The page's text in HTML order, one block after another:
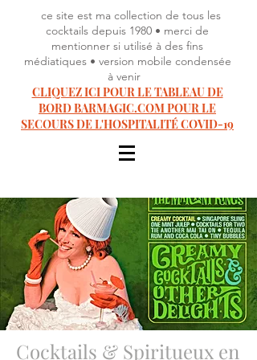
ce site est ma collection de tous les
cocktails depuis 1980 • merci de
mentionner si utilisé à des fins
médiatiques • version mobile condensée
à venir
CLIQUEZ ICI POUR LE TABLEAU DE
BORD BARMAGIC.COM POUR LE
SECOURS DE L'HOSPITALITÉ COVID-19
Cocktails & Spiritueux en